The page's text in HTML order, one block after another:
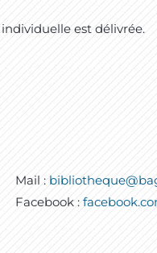
est délivrée.
Mail :
Facebook :